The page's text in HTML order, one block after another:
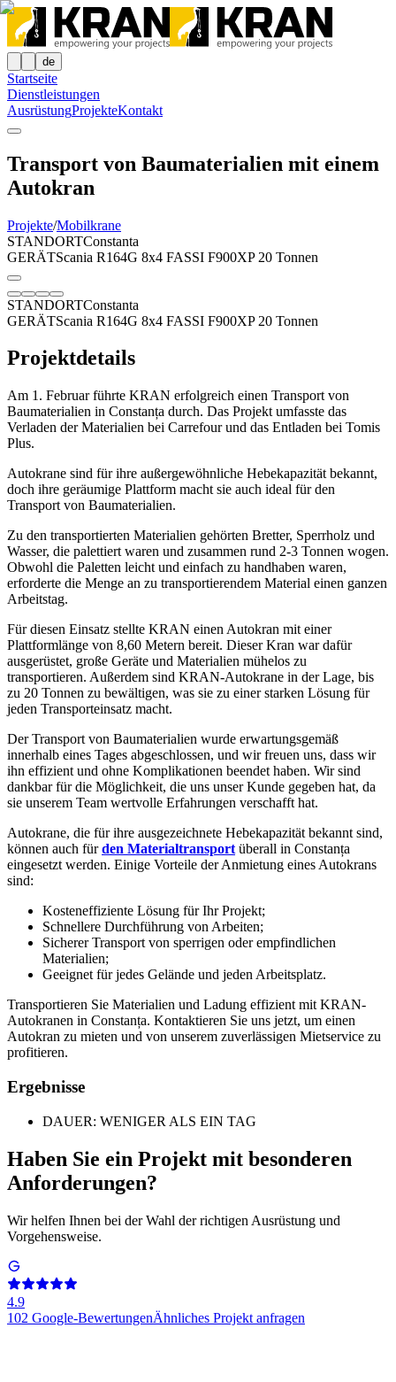
de
Startseite
Dienstleistungen
AusrüstungProjekteKontakt
Transport von Baumaterialien mit einem
Autokran
Projekte/Mobilkrane
STANDORTConstanta
GERÄTScania R164G 8x4 FASSI F900XP 20 Tonnen
STANDORTConstanta
GERÄTScania R164G 8x4 FASSI F900XP 20 Tonnen
Projektdetails
Am 1. Februar führte KRAN erfolgreich einen Transport von
Baumaterialien in Constanța durch. Das Projekt umfasste das
Verladen der Materialien bei Carrefour und das Entladen bei Tomis
Plus.
Autokrane sind für ihre außergewöhnliche Hebekapazität bekannt,
doch ihre geräumige Plattform macht sie auch ideal für den
Transport von Baumaterialien.
Zu den transportierten Materialien gehörten Bretter, Sperrholz und
Wasser, die palettiert waren und zusammen rund 2-3 Tonnen wogen.
Obwohl die Paletten leicht und einfach zu handhaben waren,
erforderte die Menge an zu transportierendem Material einen ganzen
Arbeitstag.
Für diesen Einsatz stellte KRAN einen Autokran mit einer
Plattformlänge von 8,60 Metern bereit. Dieser Kran war dafür
ausgerüstet, große Geräte und Materialien mühelos zu
transportieren. Außerdem sind KRAN-Autokrane in der Lage, bis
zu 20 Tonnen zu bewältigen, was sie zu einer starken Lösung für
jeden Transporteinsatz macht.
Der Transport von Baumaterialien wurde erwartungsgemäß
innerhalb eines Tages abgeschlossen, und wir freuen uns, dass wir
ihn effizient und ohne Komplikationen beendet haben. Wir sind
dankbar für die Möglichkeit, die uns unser Kunde gegeben hat, da
sie unserem Team wertvolle Erfahrungen verschafft hat.
Autokrane, die für ihre ausgezeichnete Hebekapazität bekannt sind,
können auch fürden Materialtransport überall in Constanța
eingesetzt werden. Einige Vorteile der Anmietung eines Autokrans
sind:
Kosteneffiziente Lösung für Ihr Projekt;
Schnellere Durchführung von Arbeiten;
Sicherer Transport von sperrigen oder empfindlichen
Materialien;
Geeignet für jedes Gelände und jeden Arbeitsplatz.
Transportieren Sie Materialien und Ladung effizient mit KRAN-
Autokranen in Constanța. Kontaktieren Sie uns jetzt, um einen
Autokran zu mieten und von unserem zuverlässigen Mietservice zu
profitieren.
Ergebnisse
DAUER: WENIGER ALS EIN TAG
Haben Sie ein Projekt mit besonderen
Anforderungen?
Wir helfen Ihnen bei der Wahl der richtigen Ausrüstung und
Vorgehensweise.
4.9
102 Google-BewertungenÄhnliches Projekt anfragen